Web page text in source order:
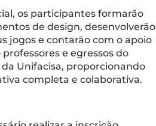
os participantes formarão
de design, desenvolverão
jogos e contarão com o apoio
e egressos do
Unifacisa, proporcionando
completa e colaborativa.